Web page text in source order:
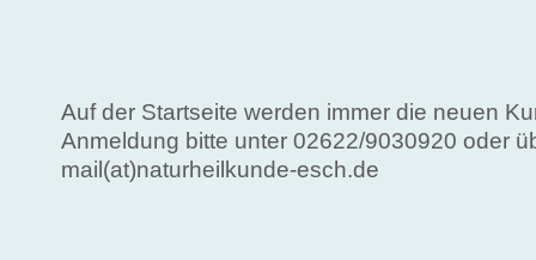
Auf der Startseite werden immer die neuen
Anmeldung bitte unter 02622/9030920 oder
mail(at)naturheilkunde-esch.de